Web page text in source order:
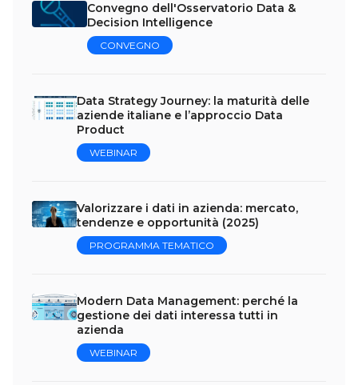
Convegno dell'Osservatorio Data &
Decision Intelligence
CONVEGNO
Data Strategy Journey: la maturità delle
aziende italiane e l’approccio Data
Product
WEBINAR
Valorizzare i dati in azienda: mercato,
tendenze e opportunità (2025)
PROGRAMMA TEMATICO
Modern Data Management: perché la
gestione dei dati interessa tutti in
azienda
WEBINAR